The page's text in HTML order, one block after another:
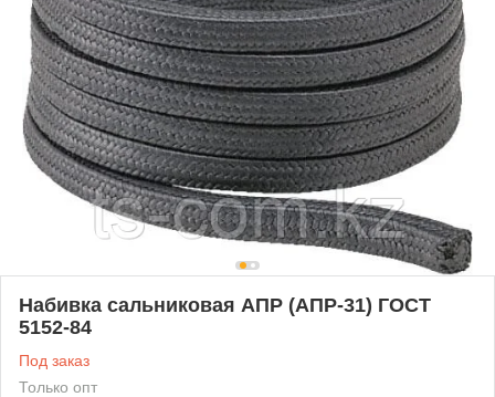
Набивка сальниковая АПР (АПР-31) ГОСТ
5152-84
Под заказ
Только опт